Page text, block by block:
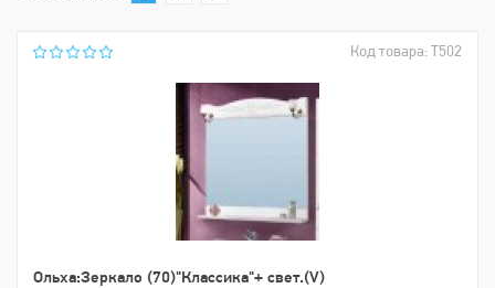
Код товара: Т502
Ольха:Зеркало (70)"Классика"+ свет.(V)